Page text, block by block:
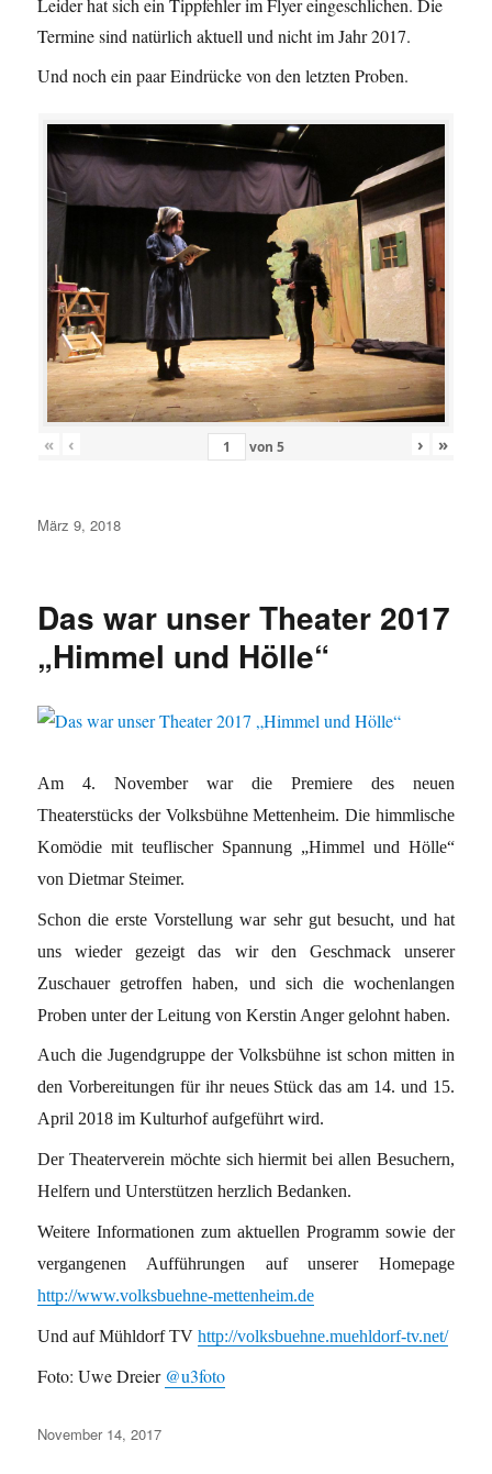
Leider hat sich ein Tippfehler im Flyer eingeschlichen. Die
Termine sind natürlich aktuell und nicht im Jahr 2017.
Und noch ein paar Eindrücke von den letzten Proben.
« ‹ von 5 › »
Veröffentlicht
März 9, 2018
Das war unser Theater 2017
„Himmel und Hölle“
Am 4. November war die Premiere des neuen
Theaterstücks der Volksbühne Mettenheim. Die himmlische
Komödie mit teuflischer Spannung „Himmel und Hölle“
von Dietmar Steimer.
Schon die erste Vorstellung war sehr gut besucht, und hat
uns wieder gezeigt das wir den Geschmack unserer
Zuschauer getroffen haben, und sich die wochenlangen
Proben unter der Leitung von Kerstin Anger gelohnt haben.
Auch die Jugendgruppe der Volksbühne ist schon mitten in
den Vorbereitungen für ihr neues Stück das am 14. und 15.
April 2018 im Kulturhof aufgeführt wird.
Der Theaterverein möchte sich hiermit bei allen Besuchern,
Helfern und Unterstützen herzlich Bedanken.
Weitere Informationen zum aktuellen Programm sowie der
vergangenen Aufführungen auf unserer Homepage
http://www.volksbuehne-mettenheim.de
Und auf Mühldorf TVhttp://volksbuehne.muehldorf-tv.net/
Foto: Uwe Dreier @u3foto
Veröffentlicht
November 14, 2017